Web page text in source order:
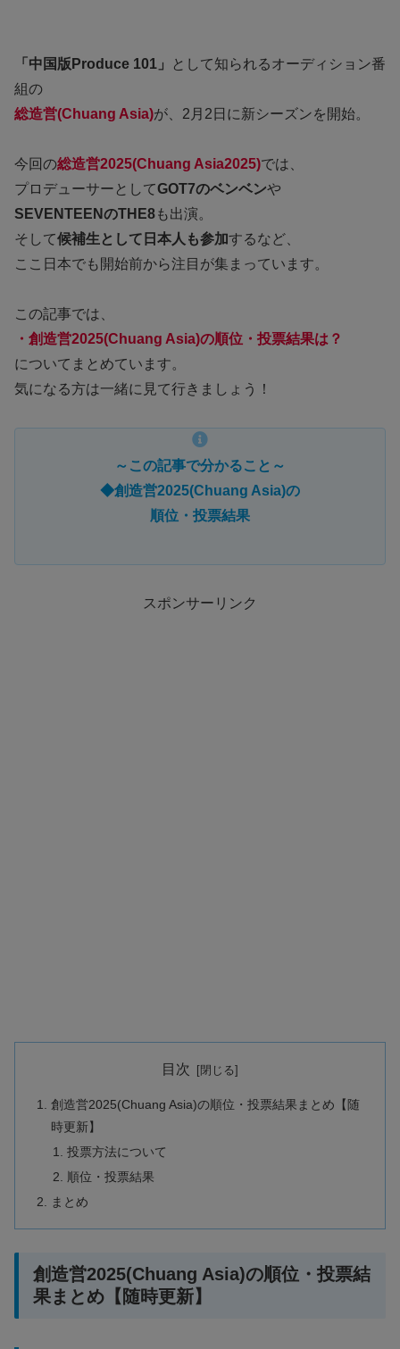
「中国版Produce 101」
として知られるオーディション番
組の
総造営(Chuang Asia)が、2月2日に新シーズンを開始。
今回の総造営2025(Chuang Asia2025)では、
プロデューサーとしてGOT7のベンベンや
SEVENTEENのTHE8も出演。
そして候補生として日本人も参加するなど、
ここ日本でも開始前から注目が集まっています。
この記事では、
・創造営2025(Chuang Asia)の順位・投票結果は？
についてまとめています。
気になる方は一緒に見て行きましょう！
～この記事で分かること～
◆創造営2025(Chuang Asia)の
順位・投票結果
スポンサーリンク
目次
創造営2025(Chuang Asia)の順位・投票結果まとめ【随
時更新】
投票方法について
順位・投票結果
まとめ
創造営2025(Chuang Asia)の順位・投票結
果まとめ【随時更新】